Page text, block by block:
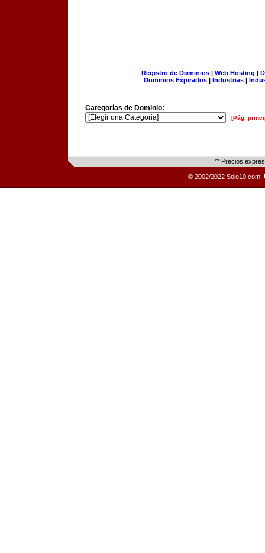
Registro de Dominios| Web Hosting |
Dominios Expirados | Industrias |
Categorías de Dominio:
[Pág.
** Precios
© 2002/2022 Solo10.com